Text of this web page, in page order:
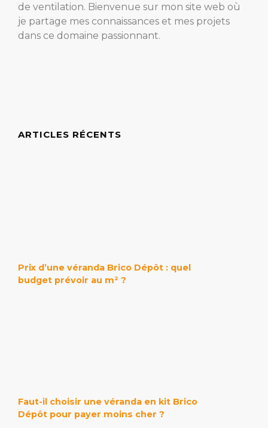
de ventilation. Bienvenue sur mon site web où
je partage mes connaissances et mes projets
dans ce domaine passionnant.
ARTICLES RÉCENTS
Prix d’une véranda Brico Dépôt : quel
budget prévoir au m² ?
Faut-il choisir une véranda en kit Brico
Dépôt pour payer moins cher ?